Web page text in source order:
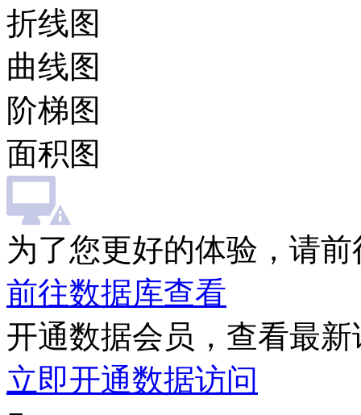
折线图
曲线图
阶梯图
面积图
为了您更好的体验，请
前往数据库查看
开通数据会员，查看最
立即开通数据访问